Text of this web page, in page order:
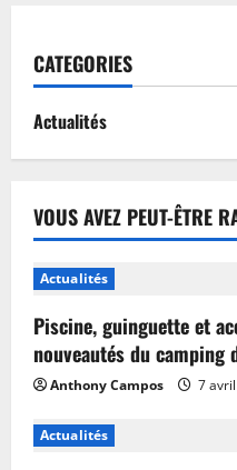
CATEGORIES
Actualités
VOUS AVEZ PEUT-ÊTRE
Actualités
Piscine, guinguette et
nouveautés du camping
Anthony Campos 7
Actualités